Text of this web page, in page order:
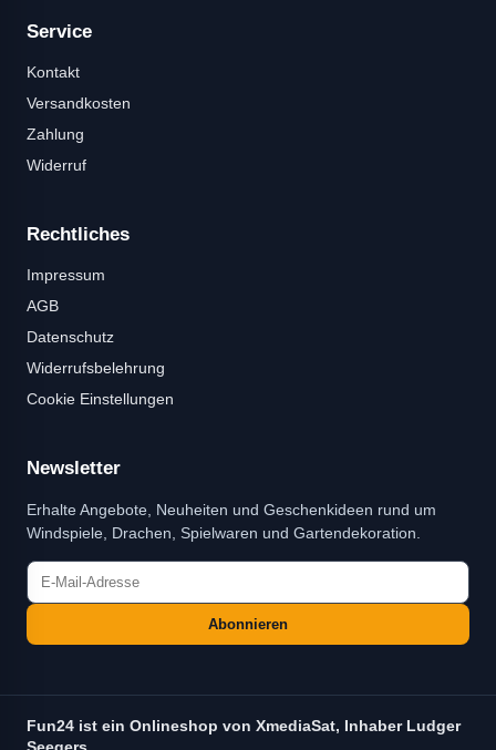
Service
Kontakt
Versandkosten
Zahlung
Widerruf
Rechtliches
Impressum
AGB
Datenschutz
Widerrufsbelehrung
Cookie Einstellungen
Newsletter
Erhalte Angebote, Neuheiten und Geschenkideen rund um
Windspiele, Drachen, Spielwaren und Gartendekoration.
Abonnieren
Fun24 ist ein Onlineshop von XmediaSat, Inhaber Ludger